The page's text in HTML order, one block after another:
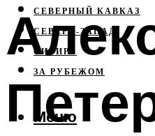
СЕВЕРНЫЙ КАВКАЗ
СЕВЕРО-ЗАПАД
СИБИРЬ
ЗА РУБЕЖОМ
Меню